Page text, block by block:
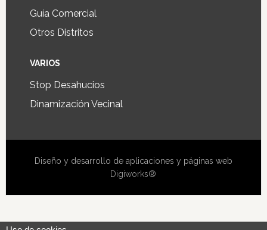
Guía Comercial
Otros Distritos
VARIOS
Stop Desahucios
Dinamización Vecinal
Diseño y desarrollo de aplicaciones y páginas web
Digiworks®